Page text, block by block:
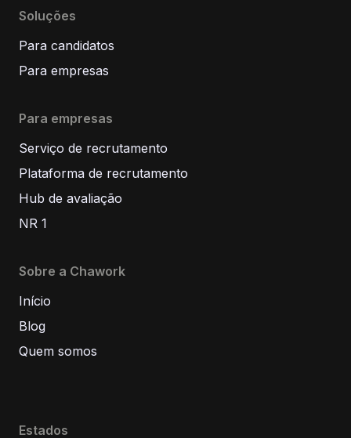
Soluções
Para candidatos
Para empresas
Para empresas
Serviço de recrutamento
Plataforma de recrutamento
Hub de avaliação
NR 1
Sobre a Chawork
Início
Blog
Quem somos
Estados